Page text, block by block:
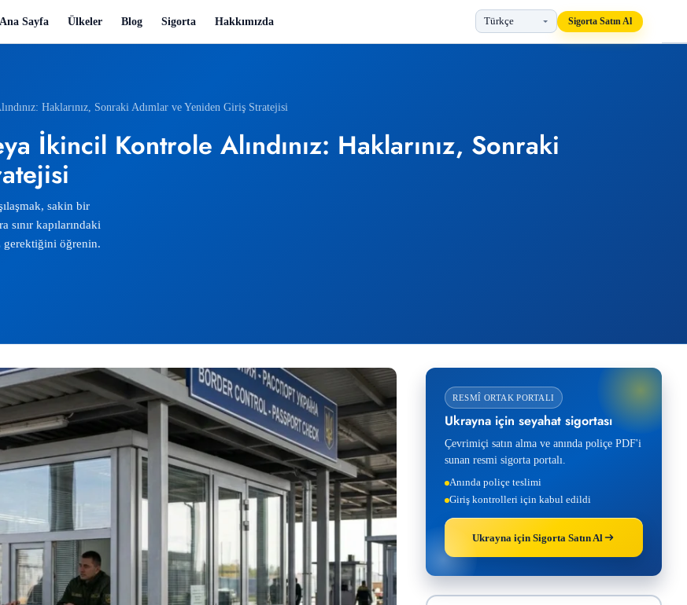
Ana Sayfa Ülkeler Blog Sigorta Hakkımızda Sigorta Satın Al
Haklarınız, Sonraki Adımlar ve Yeniden Giriş Stratejisi
İkincil Kontrole Alındınız: Haklarınız, Sonraki
sakin bir
sınır kapılarındaki
gerektiğini öğrenin.
RESMÎ ORTAK PORTALI
Ukrayna için seyahat sigortası
Çevrimiçi satın alma ve anında poliçe PDF'i
sunan resmi sigorta portalı.
Anında poliçe teslimi
Giriş kontrolleri için kabul edildi
Ukrayna için Sigorta Satın Al